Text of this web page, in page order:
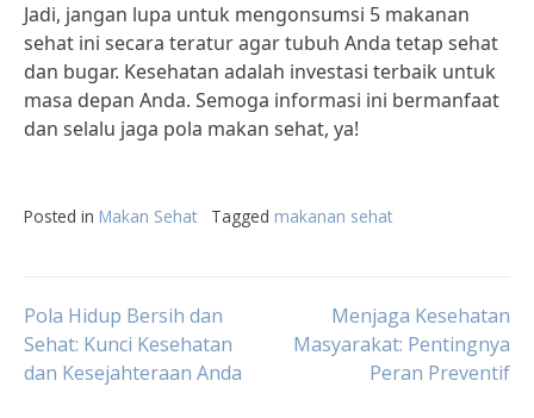
Jadi, jangan lupa untuk mengonsumsi 5 makanan
sehat ini secara teratur agar tubuh Anda tetap sehat
dan bugar. Kesehatan adalah investasi terbaik untuk
masa depan Anda. Semoga informasi ini bermanfaat
dan selalu jaga pola makan sehat, ya!
Posted in Makan Sehat Tagged makanan sehat
Post
navigation
Pola Hidup Bersih dan
Sehat: Kunci Kesehatan
dan Kesejahteraan Anda
Menjaga Kesehatan
Masyarakat: Pentingnya
Peran Preventif